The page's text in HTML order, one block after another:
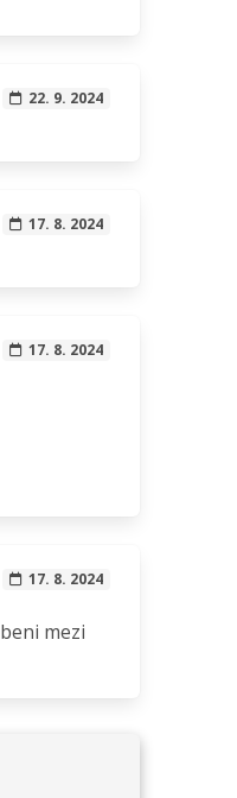
22. 9. 2024
17. 8. 2024
17. 8. 2024
17. 8. 2024
mezi